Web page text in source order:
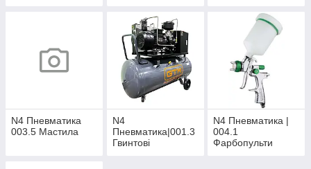
N4 Пневматика
003.5 Мастила
N4
Пневматика|001.3
Гвинтові
N4 Пневматика |
004.1
Фарбопульти